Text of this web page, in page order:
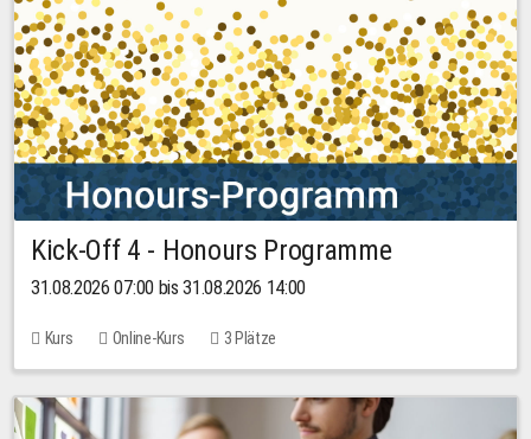
Kick-Off 4 - Honours Programme
31.08.2026 07:00 bis 31.08.2026 14:00
Kurs Online-Kurs 3 Plätze